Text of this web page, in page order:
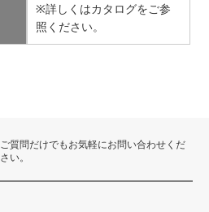
※詳しくはカタログをご参
照ください。
ご質問だけでもお気軽にお問い合わせくだ
さい。